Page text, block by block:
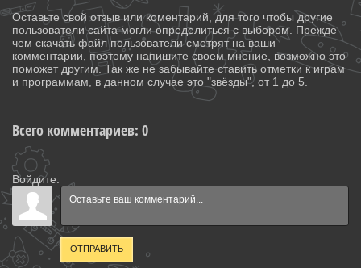
Оставьте свой отзыв или коментарий, для того чтобы другие
пользователи сайта могли определиться с выбором. Прежде
чем скачать файл пользователи смотрят на ваши
комментарии, поэтому напишите своем мнение, возможно это
поможет другим. Так же не забывайте ставить отметки к играм
и программам, в данном случае это "звёзды", от 1 до 5.
Всего комментариев: 0
Войдите:
ОТПРАВИТЬ